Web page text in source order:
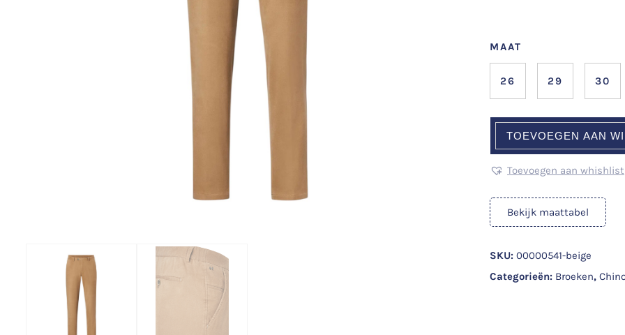
MAAT
26 29 30
TOEVOEGEN AAN
Toevoegen aan whishlist
Bekijk maattabel
SKU: 00000541-beige
Categorieën: Broeken,